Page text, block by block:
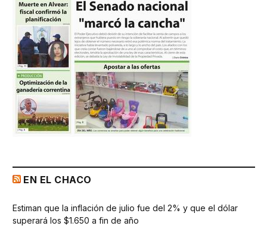
EN EL CHACO
Estiman que la inflación de julio fue del 2% y que el dólar
superará los $1.650 a fin de año